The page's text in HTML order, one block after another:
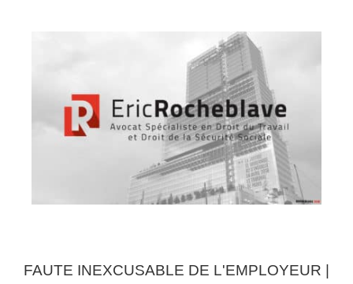
FAUTE INEXCUSABLE DE L'EMPLOYEUR |